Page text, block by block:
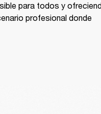
para todos y
profesional donde